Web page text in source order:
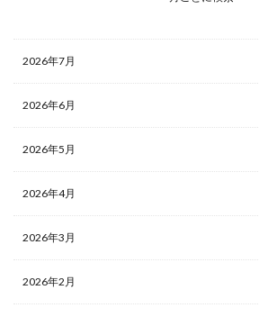
2026年7月
2026年6月
2026年5月
2026年4月
2026年3月
2026年2月